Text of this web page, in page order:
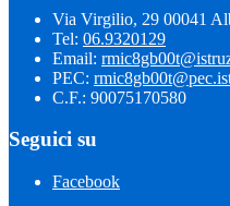
Via Virgilio, 29 00041
Tel: 06.9320129
Email:
PEC:
C.F.: 90075170580
Seguici su
Facebook